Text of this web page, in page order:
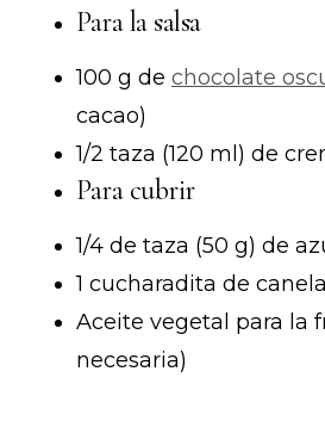
Para la salsa
100 g de chocolate
cacao)
1/2 taza (120 ml) de
Para cubrir
1/4 de taza (50 g) de
1 cucharadita de
Aceite vegetal para la
necesaria)